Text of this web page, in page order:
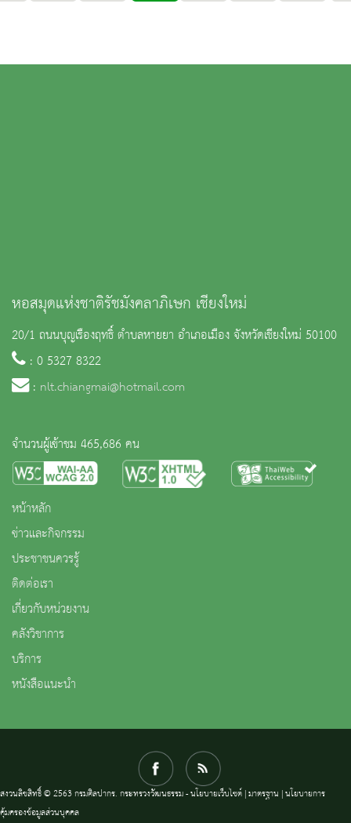
หอสมุดแห่งชาติรัชมังคลาภิเษก เชียงใหม่
20/1 ถนนบุญเรืองฤทธิ์ ตำบลหายยา อำเภอเมือง จังหวัดเชียงใหม่ 50100
: 0 5327 8322
: nlt.chiangmai@hotmail.com
จำนวนผู้เข้าชม 465,686 คน
หน้าหลัก
ข่าวและกิจกรรม
ประชาชนควรรู้
ติดต่อเรา
เกี่ยวกับหน่วยงาน
คลังวิชาการ
บริการ
หนังสือแนะนำ
สงวนลิขสิทธิ์ © 2563 กรมศิลปากร. กระทรวงวัฒนธรรม -นโยบายเว็บไซต์|มาตรฐาน |นโยบายการ
คุ้มครองข้อมูลส่วนบุคคล